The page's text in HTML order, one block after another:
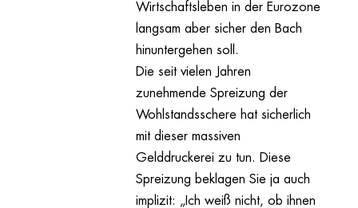
Wirtschaftsleben in der Eurozone
langsam aber sicher den Bach
hinuntergehen soll.
Die seit vielen Jahren
zunehmende Spreizung der
Wohlstandsschere hat sicherlich
mit dieser massiven
Gelddruckerei zu tun. Diese
Spreizung beklagen Sie ja auch
implizit: „Ich weiß nicht, ob ihnen